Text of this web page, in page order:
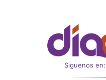
Siguenos en: